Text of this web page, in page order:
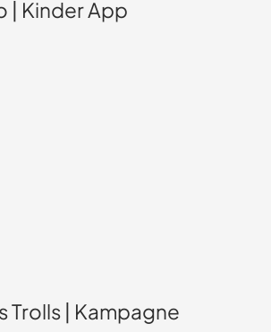
| Kinder App
Trolls | Kampagne